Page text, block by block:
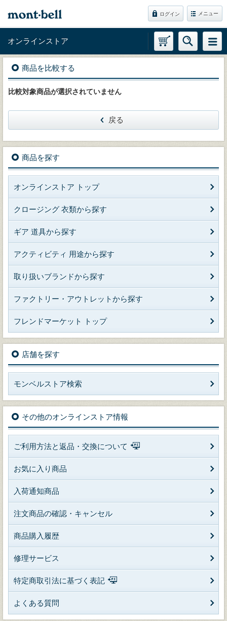
ログイン メニュー
オンラインストア
商品を比較する
比較対象商品が選択されていません
戻る
商品を探す
オンラインストア トップ
クロージング 衣類から探す
ギア 道具から探す
アクティビティ 用途から探す
取り扱いブランドから探す
ファクトリー・アウトレットから探す
フレンドマーケット トップ
店舗を探す
モンベルストア検索
その他のオンラインストア情報
ご利用方法と返品・交換について
お気に入り商品
入荷通知商品
注文商品の確認・キャンセル
商品購入履歴
修理サービス
特定商取引法に基づく表記
よくある質問